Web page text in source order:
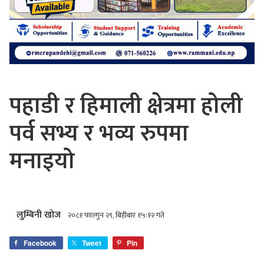
पहाडी र हिमाली क्षेत्रमा होली
पर्व सभ्य र भव्य रुपमा
मनाइयो
लुम्बिनी खोज २०८१ फाल्गुन २९, बिहीबार १५:१२ गते
Facebook Tweet Pin